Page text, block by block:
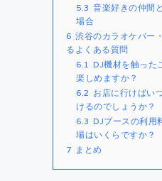
5.3 音楽好きの仲間
場合
6 渋谷のカラオケバー
るよくある質問
6.1 DJ機材を触った
楽しめますか？
6.2 お店に行けばい
けるのでしょうか？
6.3 DJブースの利用
場はいくらですか？
7 まとめ